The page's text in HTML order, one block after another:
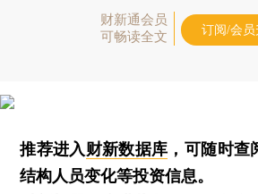
财新通会员
可畅读全文
订阅/会员
推荐进入财新数据库 ，可随时查
结构人员变化等投资信息。